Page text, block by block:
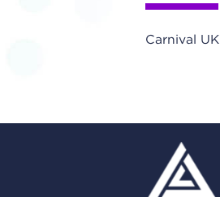
Carnival UK